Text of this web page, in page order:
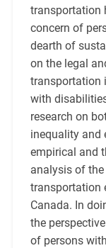
transportation
concern of
dearth of
on the legal
transportation
with
research on
inequality and
empirical and
analysis of
transportation
Canada. In
the
of persons